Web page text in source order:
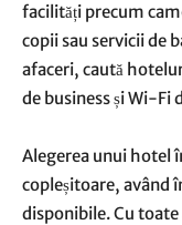
facilități precum
copii sau servicii de
afaceri, caută
de business și Wi-Fi
Alegerea unui hotel
copleșitoare, având
disponibile. Cu toate